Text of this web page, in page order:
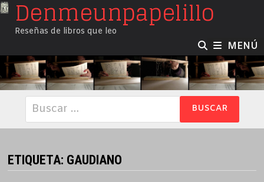
SaltarDenmeunpapelillo
Reseñas de libros que leo
MENÚ
Buscar:
ETIQUETA: GAUDIANO